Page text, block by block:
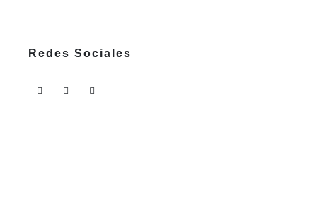
Redes Sociales